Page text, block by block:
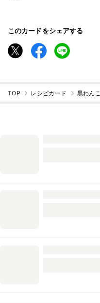
このカードをシェアする
TOP レシピカード 黒わんこ